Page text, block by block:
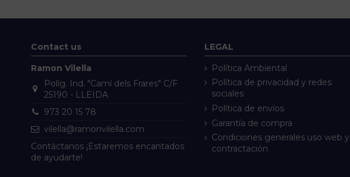
Contact us
Ramon Vilella
Políg. Ind. "Camí dels Frares" C/F
25190 - LLEIDA
973 20 15 78
vilella@ramonvilella.com
Contáctanos ¡Estaremos encantados
de ayudarte!
LEGAL
Política Ambiental
Política de privacidad y redes
sociales
Política de envíos
Garantía de compra
Condiciones generales uso web y
contractación